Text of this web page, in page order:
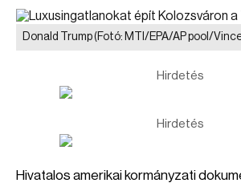
Donald Trump(Fotó: MTI/EPA/AP pool/
Hirdetés
Hirdetés
Hivatalos amerikai kormányzati